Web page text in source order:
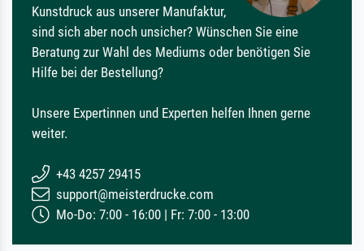
Kunstdruck aus unserer Manufaktur,
sind sich aber noch unsicher? Wünschen Sie eine
Beratung zur Wahl des Mediums oder benötigen Sie
Hilfe bei der Bestellung?
Unsere Expertinnen und Experten helfen Ihnen gerne
weiter.
+43 4257 29415
support@meisterdrucke.com
Mo-Do: 7:00 - 16:00 | Fr: 7:00 - 13:00